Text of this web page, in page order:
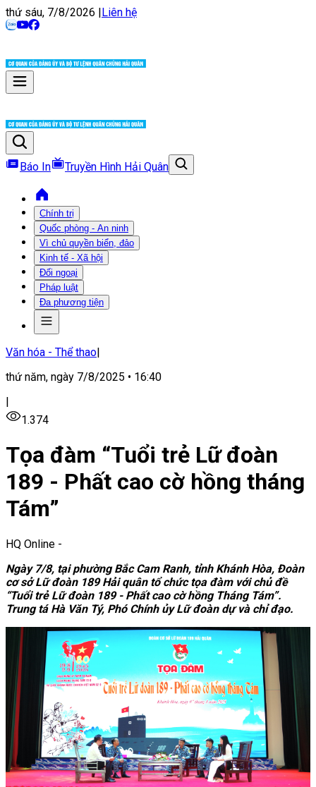
thứ sáu, 7/8/2026 |Liên hệ
Báo In Truyền Hình Hải Quân
Chính trị
Quốc phòng - An ninh
Vì chủ quyền biển, đảo
Kinh tế - Xã hội
Đối ngoại
Pháp luật
Đa phương tiện
Văn hóa - Thể thao|
thứ năm, ngày 7/8/2025 • 16:40
|
1.374
Tọa đàm “Tuổi trẻ Lữ đoàn
189 - Phất cao cờ hồng tháng
Tám”
HQ Online -
Ngày 7/8, tại phường Bắc Cam Ranh, tỉnh Khánh Hòa, Đoàn
cơ sở Lữ đoàn 189 Hải quân tổ chức tọa đàm với chủ đề
“Tuổi trẻ Lữ đoàn 189 - Phất cao cờ hồng Tháng Tám”.
Trung tá Hà Văn Tý, Phó Chính ủy Lữ đoàn dự và chỉ đạo.